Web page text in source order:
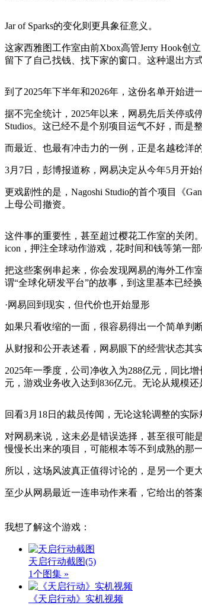
Jar of Sparks的变化则更具象征意义。
这家西雅图工作室由前Xbox高管Jerry Hook创
留下了自己找钱、找下家的窗口。这种退出方
到了2025年下半年和2026年，这份名单开始进
据不完全统计，2025年以来，网易先后关停或停
Studios。这已经不是个别项目运气不好，而是
而最近、也最有冲击力的一例，正是名越稔洋的
3月7日，彭博报道称，网易决定从今年5月开
更戏剧性的是，Nagoshi Studio的首个项目《
上母公司撤资。
这件事的重要性，甚至超过樱花工作室的关闭
icon，押注全球动作游戏，花时间和钱等第一
把这些案例串起来，你会发现网易的海外工作
谓“全球化研发平台”的故事，到这里基本已经换
·网易回到现实，但代价也开始显形
如果只看收缩的一面，很容易得出一个简单判
从财报和公开表述看，网易眼下的经营状态其
2025年一季度，公司净收入为288亿元，同比
元，游戏业务收入达到836亿元。无论从规模
回看3月18日的裁员传闻，无论这轮调整的实
对网易来说，这未必是错误选择，甚至很可能
慢慢长出来的项目，可能根本等不到成熟的那
所以，这场风波真正值得讨论的，是另一个更
至少从网易最近一连串动作来看，它给出的答
我想了解这个游戏：
天启行动截图(5)
1个图集 »
《天启行动》实机视频